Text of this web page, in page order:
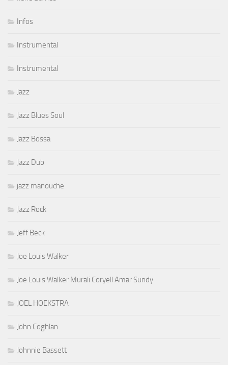
Infos
Instrumental
Instrumental
Jazz
Jazz Blues Soul
Jazz Bossa
Jazz Dub
jazz manouche
Jazz Rock
Jeff Beck
Joe Louis Walker
Joe Louis Walker Murali Coryell Amar Sundy
JOEL HOEKSTRA
John Coghlan
Johnnie Bassett